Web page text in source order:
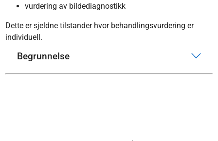
vurdering av bildediagnostikk
Dette er sjeldne tilstander hvor behandlingsvurdering er
individuell.
Begrunnelse